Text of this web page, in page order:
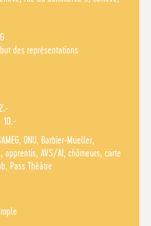
des représentations
10.-
ONU, Barbier-Mueller,
apprentis, AVS/AI, chômeurs, carte
Pass Théâtre